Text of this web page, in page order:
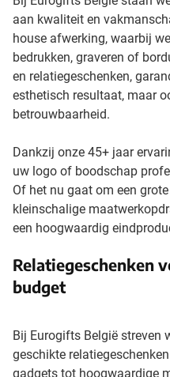
aan kwaliteit en
house afwerking, waarbij
bedrukken, graveren of
en relatiegeschenken,
esthetisch resultaat, maar
betrouwbaarheid.
Dankzij onze 45+ jaar
uw logo of boodschap
Of het nu gaat om een
kleinschalige
een hoogwaardig
Relatiegeschenken
budget
Bij Eurogifts België streven
geschikte
gadgets tot hoogwaardige